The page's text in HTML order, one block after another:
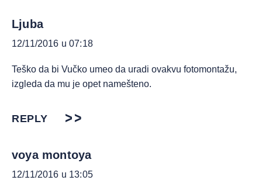
Ljuba
12/11/2016 u 07:18
Teško da bi Vučko umeo da uradi ovakvu fotomontažu,
izgleda da mu je opet namešteno.
REPLY
voya montoya
12/11/2016 u 13:05